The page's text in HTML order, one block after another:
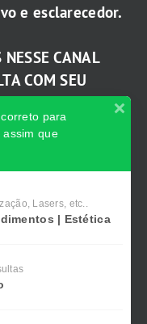
e esclarecedor.
CANAL
COM SEU
para
que
Lasers, etc..
| Estética